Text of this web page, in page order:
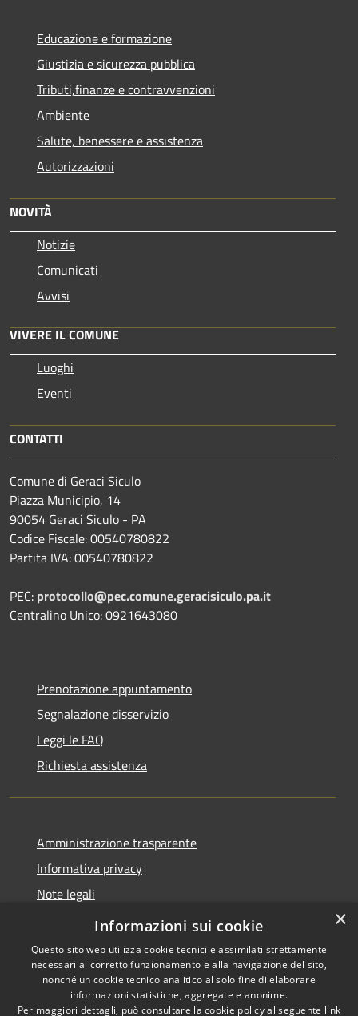
Educazione e formazione
Giustizia e sicurezza pubblica
Tributi,finanze e contravvenzioni
Ambiente
Salute, benessere e assistenza
Autorizzazioni
NOVITÀ
Notizie
Comunicati
Avvisi
VIVERE IL COMUNE
Luoghi
Eventi
CONTATTI
Comune di Geraci Siculo
Piazza Municipio, 14
90054 Geraci Siculo - PA
Codice Fiscale: 00540780822
Partita IVA: 00540780822
PEC: protocollo@pec.comune.geracisiculo.pa.it
Centralino Unico: 0921643080
Prenotazione appuntamento
Segnalazione disservizio
Leggi le FAQ
Richiesta assistenza
Amministrazione trasparente
Informativa privacy
Note legali
Dichiarazione di accessibilità
Copyright © 2026 • Comune di
×
Informazioni sui cookie
Questo sito web utilizza cookie tecnici e assimilati strettamente
necessari al corretto funzionamento e alla navigazione del sito,
nonché un cookie tecnico analitico al solo fine di elaborare
informazioni statistiche, aggregate e anonime.
Per maggiori dettagli, può consultare la cookie policy al seguente link